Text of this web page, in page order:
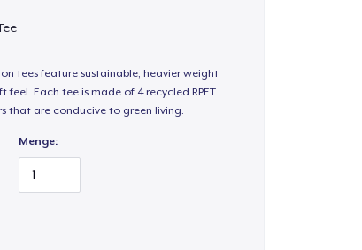
tees feature sustainable, heavier weight
feel. Each tee is made of 4 recycled RPET
that are conducive to green living.
Menge: